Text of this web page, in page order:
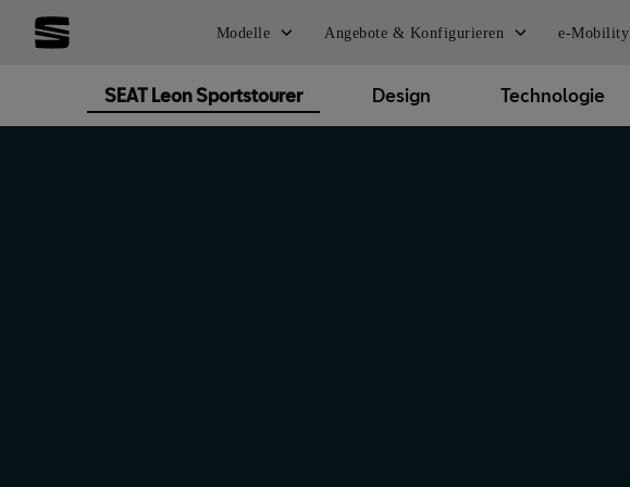
Modelle Angebote & Konfigurieren e-Mobility
SEAT Leon Sportstourer Design Technologie